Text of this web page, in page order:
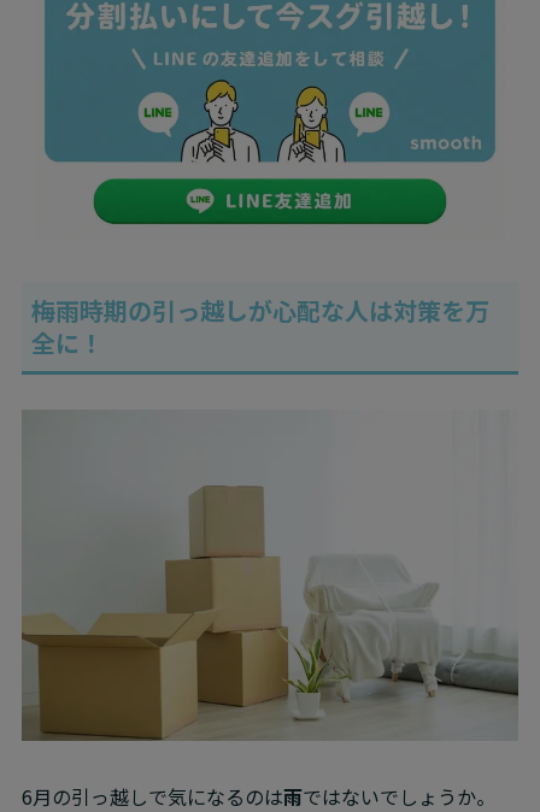
梅雨時期の引っ越しが心配な人は対策を万
全に！
6月の引っ越しで気になるのは雨ではないでしょうか。